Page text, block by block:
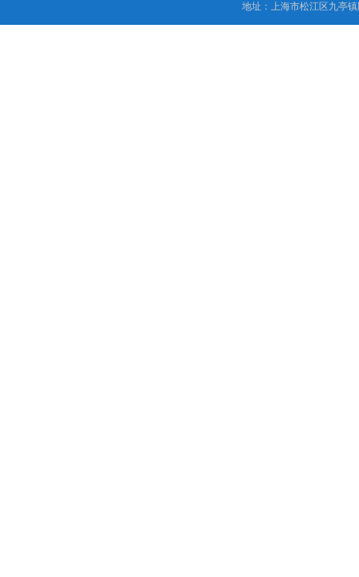
地址：上海市松江区九亭镇